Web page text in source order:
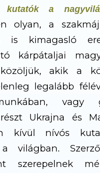
kutatók a
olyan, a
is kimagasló
kárpátaljai
akik a
legalább
vagy
Ukrajna és
kívül nívós
világban.
szerepelnek